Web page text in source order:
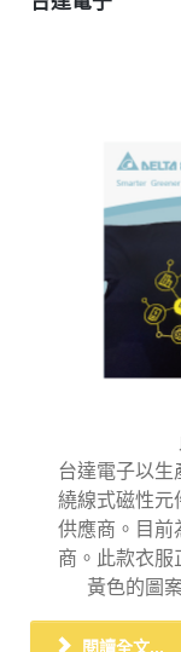
台達電子以生
繞線式磁性元
供應商。目前
商。此款衣服
黃色的圖
閱讀全文...